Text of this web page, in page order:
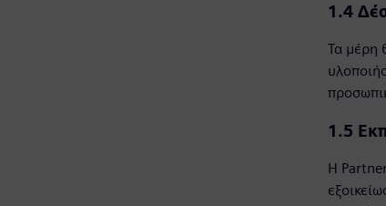
1.4
Τα μέρη
1.5
Η